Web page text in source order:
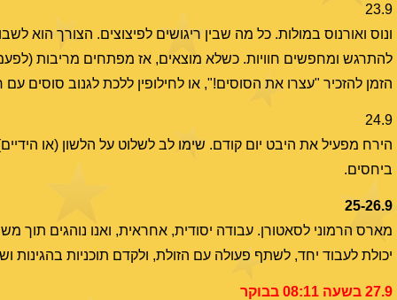
23.9
ונוס ואורנוס במולות. כל מה שבין ריגושים לפיצוצים. הצורך הוא
להתרגש ומחפשים חוויות. כשלא מוצאים, אז מפתחים מריבות
הזמן להזכיר "עצרו את הסוסים!", או לחילופין ללכת לגנוב
24.9
הירח מפעיל את היבט יום קודם. שימו לב לשלוט על הלשון (או
ביחסים.
25-26.9
מארס הרמוני לסאטורן. עבודה יסודית, אחראית, ואנו נוהגים
יכולת לעבוד יחד, לשתף פעולה עם הזולת, ולקדם תוכניות
27.9 בשעה 08:11 בבוקר